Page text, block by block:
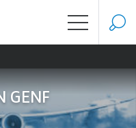
GENF